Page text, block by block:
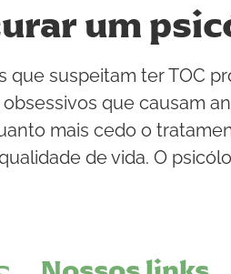
um
que suspeitam ter TOC
que causam
mais cedo o
de vida. O